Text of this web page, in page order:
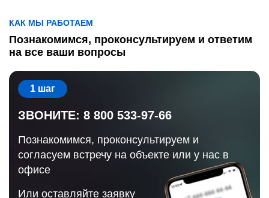
КАК МЫ РАБОТАЕМ
Познакомимся, проконсультируем и ответим
на все ваши вопросы
1 шаг
ЗВОНИТЕ: 8 800 533-97-66
Познакомимся, проконсультируем и
согласуем встречу на объекте или у нас в
офисе
Или оставляйте заявку